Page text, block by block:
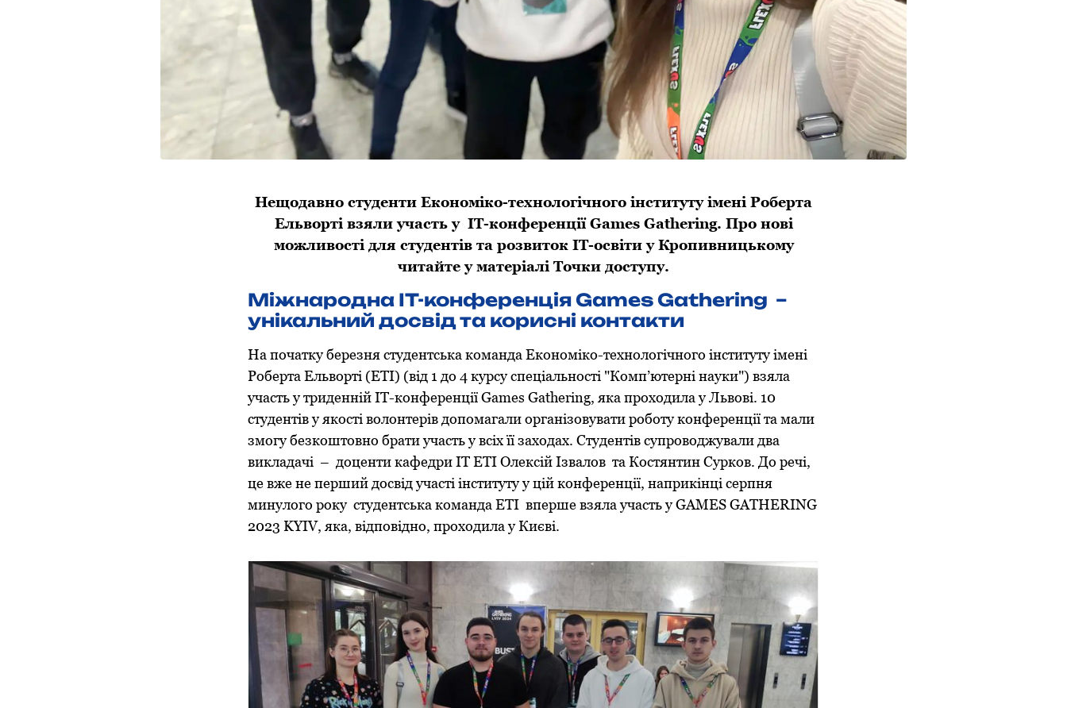
Нещодавно студенти Економіко-технологічного інституту імені Роберта
Ельворті взяли участь у ІТ-конференції Games Gathering. Про нові
можливості для студентів та розвиток ІТ-освіти у Кропивницькому
читайте у матеріалі Точки доступу.
Міжнародна ІТ-конференція Games Gathering –
унікальний досвід та корисні контакти
На початку березня студентська команда Економіко-технологічного інституту імені
Роберта Ельворті (ЕТІ) (від 1 до 4 курсу спеціальності "Комп’ютерні науки") взяла
участь у триденній ІТ-конференції Games Gathering, яка проходила у Львові. 10
студентів у якості волонтерів допомагали організовувати роботу конференції та мали
змогу безкоштовно брати участь у всіх її заходах. Студентів супроводжували два
викладачі – доценти кафедри ІТ ЕТІ Олексій Ізвалов та Костянтин Сурков. До речі,
це вже не перший досвід участі інституту у цій конференції, наприкінці серпня
минулого року студентська команда ЕТІ вперше взяла участь у GAMES GATHERING
2023 KYIV, яка, відповідно, проходила у Києві.